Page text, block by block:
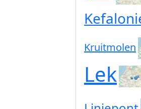
Kruitmolen
Lek